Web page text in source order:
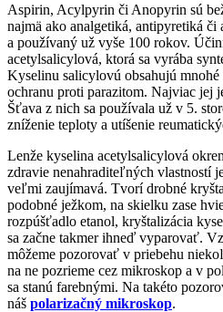
Aspirin, Acylpyrin či Anopyrin sú
najmä ako analgetiká, antipyretiká
a používaný už vyše 100 rokov.
acetylsalicylová, ktorá sa vyrába
Kyselinu salicylovú obsahujú
ochranu proti parazitom. Najviac jej
Šťava z nich sa používala už v 5.
zníženie teploty a utíšenie
Lenže kyselina acetylsalicylová
zdravie nenahraditeľných vlastností
veľmi zaujímavá. Tvorí drobné
podobné ježkom, na skielku zase
rozpúšťadlo etanol, kryštalizácia
sa začne takmer ihneď vyparovať.
môžeme pozorovať v priebehu
na ne pozrieme cez mikroskop a v
sa stanú farebnými. Na takéto
náš polarizačný mikroskop.